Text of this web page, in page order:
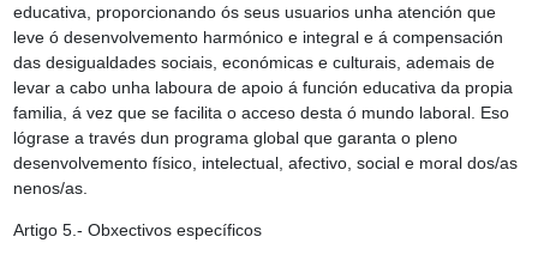
educativa, proporcionando ós seus usuarios unha atención que
leve ó desenvolvemento harmónico e integral e á compensación
das desigualdades sociais, económicas e culturais, ademais de
levar a cabo unha laboura de apoio á función educativa da propia
familia, á vez que se facilita o acceso desta ó mundo laboral. Eso
lógrase a través dun programa global que garanta o pleno
desenvolvemento físico, intelectual, afectivo, social e moral dos/as
nenos/as.
Artigo 5.- Obxectivos específicos